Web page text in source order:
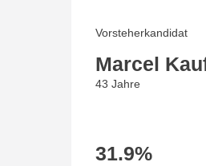
Vorsteherkandidat
Marcel
43 Jahre
31.9%